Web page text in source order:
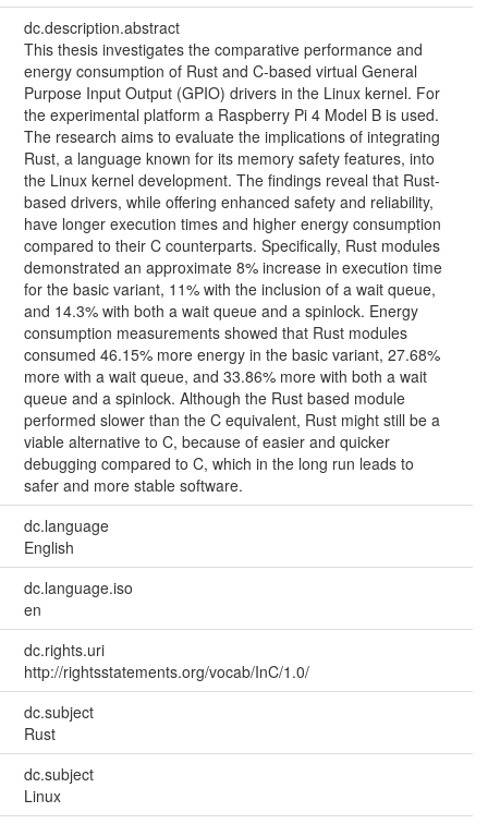
dc.description.abstract
This thesis investigates the comparative performance and
energy consumption of Rust and C-based virtual General
Purpose Input Output (GPIO) drivers in the Linux kernel. For
the experimental platform a Raspberry Pi 4 Model B is used.
The research aims to evaluate the implications of integrating
Rust, a language known for its memory safety features, into
the Linux kernel development. The findings reveal that Rust-
based drivers, while offering enhanced safety and reliability,
have longer execution times and higher energy consumption
compared to their C counterparts. Specifically, Rust modules
demonstrated an approximate 8% increase in execution time
for the basic variant, 11% with the inclusion of a wait queue,
and 14.3% with both a wait queue and a spinlock. Energy
consumption measurements showed that Rust modules
consumed 46.15% more energy in the basic variant, 27.68%
more with a wait queue, and 33.86% more with both a wait
queue and a spinlock. Although the Rust based module
performed slower than the C equivalent, Rust might still be a
viable alternative to C, because of easier and quicker
debugging compared to C, which in the long run leads to
safer and more stable software.
dc.language
English
dc.language.iso
en
dc.rights.uri
http://rightsstatements.org/vocab/InC/1.0/
dc.subject
Rust
dc.subject
Linux